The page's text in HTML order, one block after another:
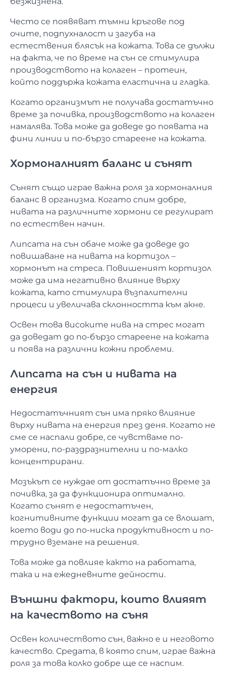
Често се появяват тъмни кръгове под
очите, подпухналост и загуба на
естествения блясък на кожата. Това се дължи
на факта, че по време на сън се стимулира
производството на колаген – протеин,
който поддържа кожата еластична и гладка.
Когато организмът не получава достатъчно
време за почивка, производството на колаген
намалява. Това може да доведе до появата на
фини линии и по-бързо стареене на кожата.
Хормоналният баланс и сънят
Сънят също играе важна роля за хормоналния
баланс в организма. Когато спим добре,
нивата на различните хормони се регулират
по естествен начин.
Липсата на сън обаче може да доведе до
повишаване на нивата на кортизол –
хормонът на стреса. Повишеният кортизол
може да има негативно влияние върху
кожата, като стимулира възпалителни
процеси и увеличава склонността към акне.
Освен това високите нива на стрес могат
да доведат до по-бързо стареене на кожата
и поява на различни кожни проблеми.
Липсата на сън и нивата на
енергия
Недостатъчният сън има пряко влияние
върху нивата на енергия през деня. Когато не
сме се наспали добре, се чувстваме по-
уморени, по-раздразнителни и по-малко
концентрирани.
Мозъкът се нуждае от достатъчно време за
почивка, за да функционира оптимално.
Когато сънят е недостатъчен,
когнитивните функции могат да се влошат,
което води до по-ниска продуктивност и по-
трудно вземане на решения.
Това може да повлияе както на работата,
така и на ежедневните дейности.
Външни фактори, които влияят
на качеството на съня
Освен количеството сън, важно е и неговото
качество. Средата, в която спим, играе важна
роля за това колко добре ще се наспим.